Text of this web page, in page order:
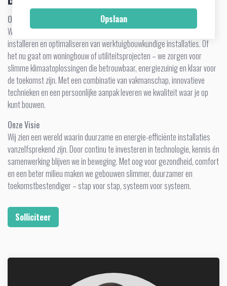
Onze Missie
Wij brengen comfort en duurzaamheid samen door het ontwerpen,
installeren en optimaliseren van werktuigbouwkundige installaties. Of
het nu gaat om woningbouw of utiliteitsprojecten – we zorgen voor
slimme klimaatoplossingen die betrouwbaar, energiezuinig en klaar voor
de toekomst zijn. Met een combinatie van vakmanschap, innovatieve
technieken en een persoonlijke aanpak leveren we kwaliteit waar je op
kunt bouwen.
Onze Visie
Wij zien een wereld waarin duurzame en energie-efficiënte installaties
vanzelfsprekend zijn. Door continu te investeren in technologie, kennis én
samenwerking blijven we in beweging. Met oog voor gezondheid, comfort
en een beter milieu maken we gebouwen slimmer, duurzamer en
toekomstbestendiger – stap voor stap, systeem voor systeem.